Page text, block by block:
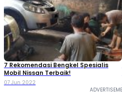
7 Rekomendasi Bengkel Spesialis
Mobil Nissan Terbaik!
07 Jun 2022